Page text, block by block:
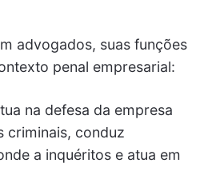
advogados, suas funções
penal empresarial:
na defesa da empresa
criminais, conduz
a inquéritos e atua em